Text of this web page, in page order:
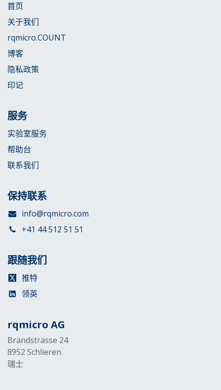
首页
关于我们
rqmicro.COUNT
博客
隐私政策
印记
服务
实验室服务
帮助台
联系我们
保持联系
info@rqmicro.com
+41 44 512 51 51
跟随我们
推特
领英
rqmicro AG
Brandstrasse 24
8952 Schlieren
瑞士